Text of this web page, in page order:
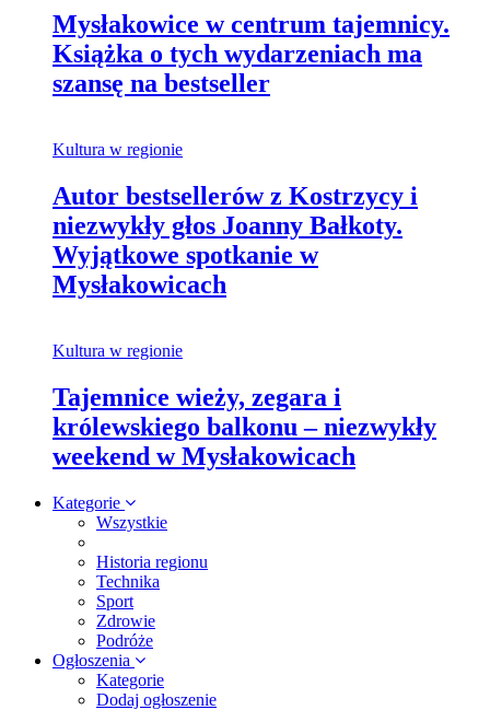
Mysłakowice w centrum tajemnicy.
Książka o tych wydarzeniach ma
szansę na bestseller
Kultura w regionie
Autor bestsellerów z Kostrzycy i
niezwykły głos Joanny Bałkoty.
Wyjątkowe spotkanie w
Mysłakowicach
Kultura w regionie
Tajemnice wieży, zegara i
królewskiego balkonu – niezwykły
weekend w Mysłakowicach
Kategorie
Wszystkie
Historia regionu
Technika
Sport
Zdrowie
Podróże
Ogłoszenia
Kategorie
Dodaj ogłoszenie